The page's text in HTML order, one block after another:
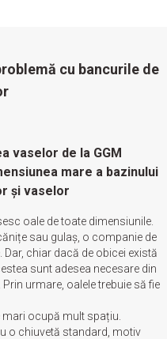
cu bancurile de
vaselor de la GGM
mare a bazinului
și vaselor
oale de toate dimensiunile.
sau gulaș, o companie de
chiar dacă de obicei există
sunt adesea necesare din
urmare, oalele trebuie să fie
mari ocupă mult spațiu.
o chiuvetă standard, motiv